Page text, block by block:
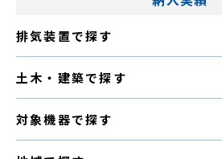
排気装置で探す
土木・建築で探す
対象機器で探す